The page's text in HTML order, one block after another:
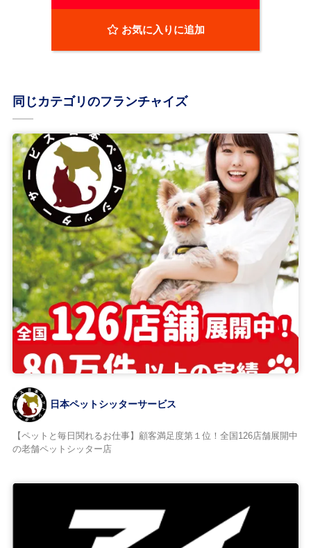
お気に入りに追加
同じカテゴリのフランチャイズ
日本ペットシッターサービス
【ペットと毎日関れるお仕事】顧客満足度第１位！全国126店舗展開中
の老舗ペットシッター店